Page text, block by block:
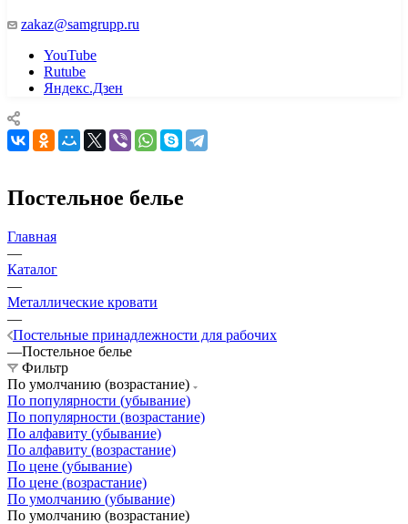
zakaz@samgrupp.ru
YouTube
Rutube
Яндекс.Дзен
Постельное белье
Главная
—
Каталог
—
Металлические кровати
—
Постельные принадлежности для рабочих
—Постельное белье
Фильтр
По умолчанию (возрастание)
По популярности (убывание)
По популярности (возрастание)
По алфавиту (убывание)
По алфавиту (возрастание)
По цене (убывание)
По цене (возрастание)
По умолчанию (убывание)
По умолчанию (возрастание)